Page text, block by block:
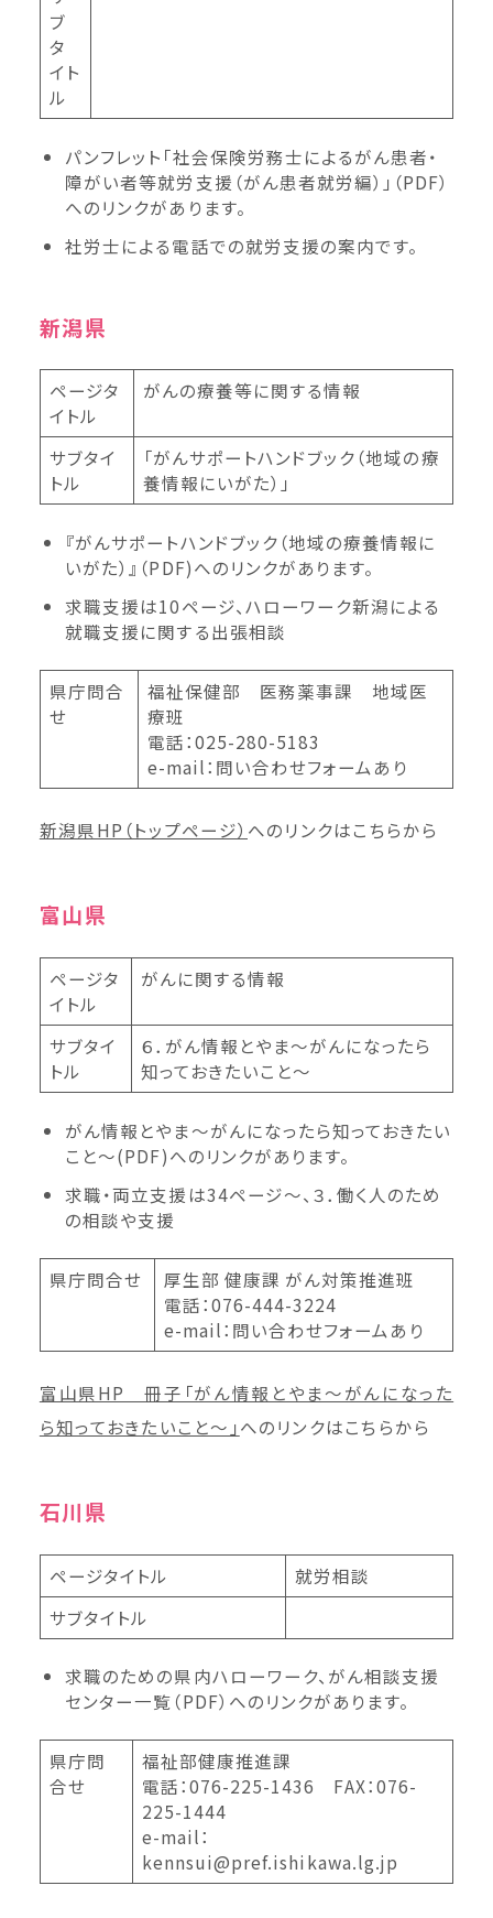
ブ
タ
イト
ル
パンフレット「社会保険労務士によるがん患者・
障がい者等就労支援（がん患者就労編）」（PDF）
へのリンクがあります。
社労士による電話での就労支援の案内です。
新潟県
ページタ
イトル
がんの療養等に関する情報
サブタイ
トル
「がんサポートハンドブック（地域の療
養情報にいがた）」
『がんサポートハンドブック（地域の療養情報に
いがた）』（PDF)へのリンクがあります。
求職支援は10ページ、ハローワーク新潟による
就職支援に関する出張相談
県庁問合
せ
福祉保健部 医務薬事課 地域医
療班
電話：025-280-5183
e-mail：問い合わせフォームあり
新潟県HP（トップページ） へのリンクはこちらから
富山県
ページタ
イトル
がんに関する情報
サブタイ
トル
６．がん情報とやま～がんになったら
知っておきたいこと～
がん情報とやま～がんになったら知っておきたい
こと～(PDF)へのリンクがあります。
求職・両立支援は34ページ～、３．働く人のため
の相談や支援
県庁問合せ
厚生部 健康課 がん対策推進班
電話：076-444-3224
e-mail：問い合わせフォームあり
富山県HP 冊子「がん情報とやま～がんになった
ら知っておきたいこと～」へのリンクはこちらから
石川県
ページタイトル
就労相談
サブタイトル
求職のための県内ハローワーク、がん相談支援
センター一覧（PDF）へのリンクがあります。
県庁問
合せ
福祉部健康推進課
電話：076-225-1436 FAX：076-
225-1444
e-mail：
kennsui@pref.ishikawa.lg.jp